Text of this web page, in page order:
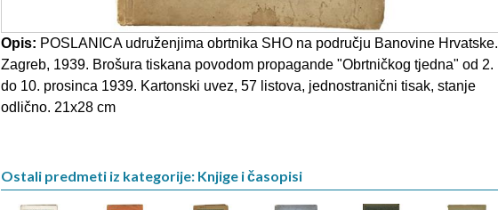
Opis: POSLANICA udruženjima obrtnika SHO na području Banovine Hrvatske.
Zagreb, 1939. Brošura tiskana povodom propagande "Obrtničkog tjedna" od 2.
do 10. prosinca 1939. Kartonski uvez, 57 listova, jednostranični tisak, stanje
odlično. 21x28 cm
Ostali predmeti iz kategorije: Knjige i časopisi